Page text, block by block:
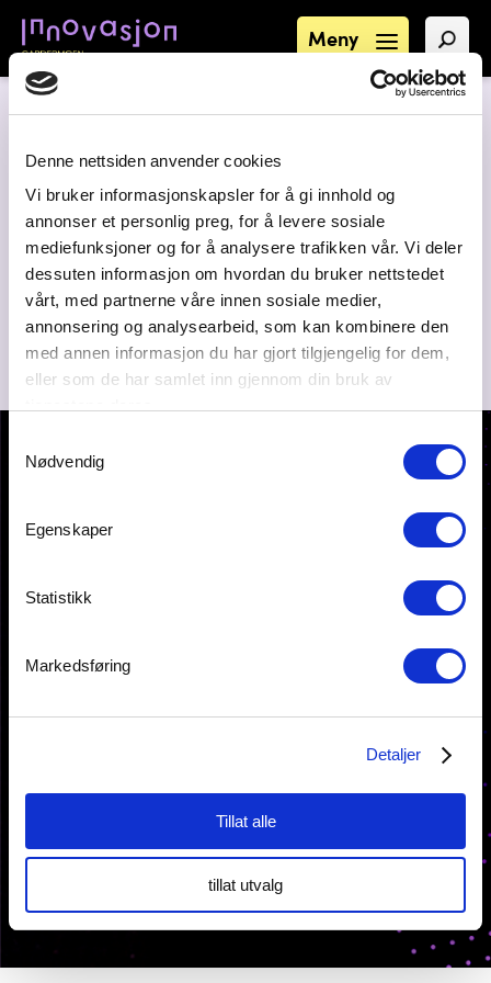
Denne nettsiden anvender cookies
Vi bruker informasjonskapsler for å gi innhold og
annonser et personlig preg, for å levere sosiale
mediefunksjoner og for å analysere trafikken vår. Vi deler
dessuten informasjon om hvordan du bruker nettstedet
vårt, med partnerne våre innen sosiale medier,
annonsering og analysearbeid, som kan kombinere den
med annen informasjon du har gjort tilgjengelig for dem,
eller som de har samlet inn gjennom din bruk av
Nødvendig
Egenskaper
Statistikk
Markedsføring
Detaljer
Tillat alle
tillat utvalg
Meny
2050 Jessheim
post@innovasjon-gardermoen.no